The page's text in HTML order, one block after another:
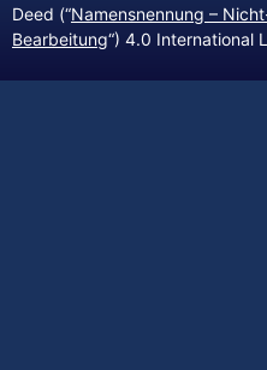
Deed (“Namensnennung –
Bearbeitung“) 4.0 International